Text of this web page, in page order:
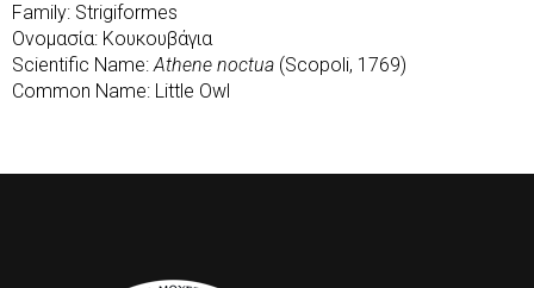
Family: Strigiformes
Ονομασία: Κουκουβάγια
Scientific Name:Athene noctua (Scopoli, 1769)
Common Name: Little Owl